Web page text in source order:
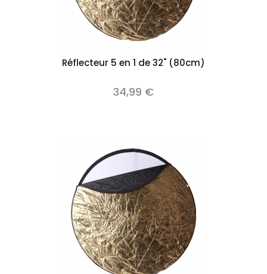
Réflecteur 5 en 1 de 32" (80cm)
34,99 €